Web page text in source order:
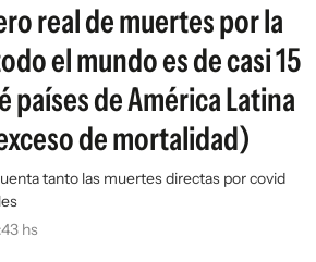
real de muertes por la
el mundo es de casi 15
países de América Latina
de mortalidad)
tanto las muertes directas por covid
hs